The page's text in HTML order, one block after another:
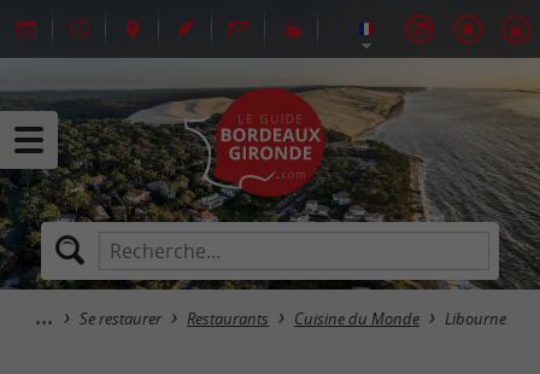
Se restaurer Restaurants Cuisine du Monde Libourne